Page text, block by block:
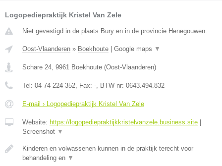
Logopediepraktijk Kristel Van Zele
Niet gevestigd in de plaats Bury en in de provincie Henegouwen.
Oost-Vlaanderen » Boekhoute Google maps ▼
Schare 24, 9961 Boekhoute (Oost-Vlaanderen)
Tel: 04 74 224 352, Fax: -, BTW-nr: 0643.494.832
E-mail › Logopediepraktijk Kristel Van Zele
Website: https://logopediepraktijkkristelvanzele.business.site
Screenshot ▼
Kinderen en volwassenen kunnen in de praktijk terecht voor
behandeling en ▼